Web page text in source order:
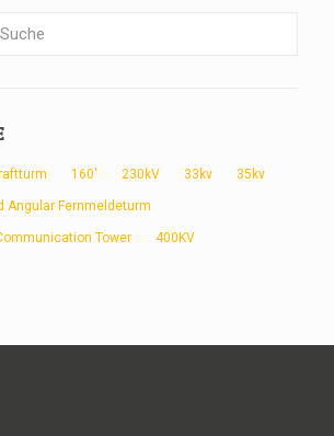
160' 230kV 33kv 35kv
Angular Fernmeldeturm
Tower 400KV